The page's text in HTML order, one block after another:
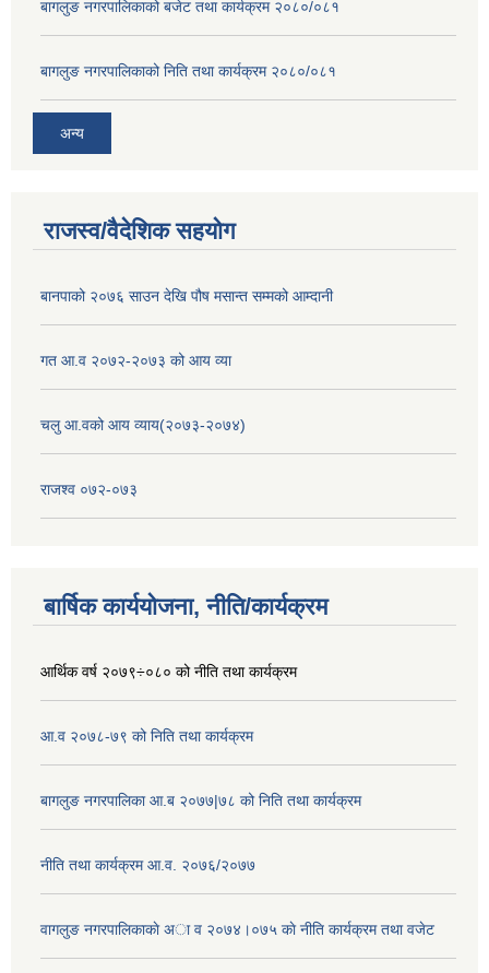
बागलुङ नगरपालिकाको बजेट तथा कार्यक्रम २०८०/०८१
बागलुङ नगरपालिकाको निति तथा कार्यक्रम २०८०/०८१
अन्य
राजस्व/वैदेशिक सहयोग
बानपाको २०७६ साउन देखि पौष मसान्त सम्मको आम्दानी
गत आ.व २०७२-२०७३ को आय व्या
चलु आ.वको आय व्याय(२०७३-२०७४)
राजश्व ०७२-०७३
बार्षिक कार्ययोजना, नीति/कार्यक्रम
आर्थिक वर्ष २०७९÷०८० को नीति तथा कार्यक्रम
आ.व २०७८-७९ को निति तथा कार्यक्रम
बागलुङ नगरपालिका आ.ब २०७७|७८ को निति तथा कार्यक्रम
नीति तथा कार्यक्रम आ.व. २०७६/२०७७
वागलुङ नगरपालिकाकाे अा‍ व २०७४।०७५ काे नीति कार्यक्रम तथा वजेट